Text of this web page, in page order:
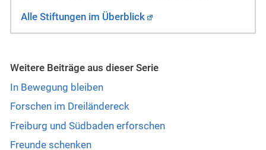
Alle Stiftungen im Überblick
Weitere Beiträge aus dieser Serie
In Bewegung bleiben
Forschen im Dreiländereck
Freiburg und Südbaden erforschen
Freunde schenken